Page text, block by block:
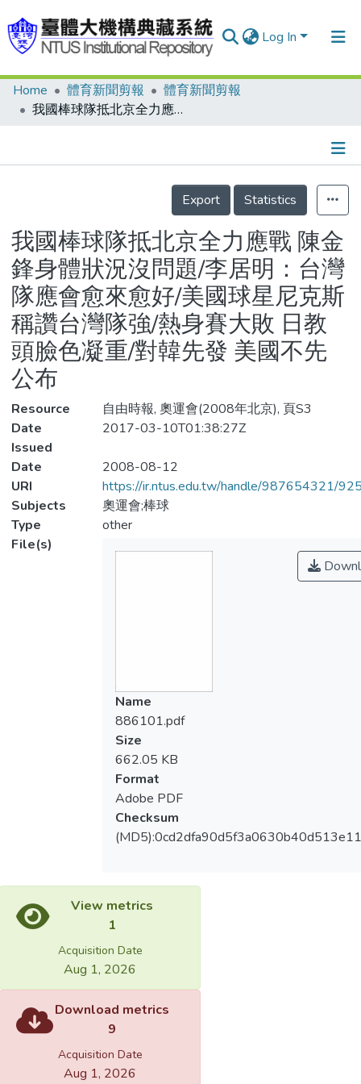
Log In
Communities & Collections
Statistics
Home 體育新聞剪報
體育新聞剪報
我國棒球隊抵北京全力應戰 陳金鋒身體狀況沒問題/李居明：台灣隊應會愈來愈好/美國球星尼克斯稱讚台灣隊強/熱身賽大敗 日教頭臉色凝重/對韓先發 美國不先公布
Details
Export
Statistics
我國棒球隊抵北京全力應戰 陳金
鋒身體狀況沒問題/李居明：台灣
隊應會愈來愈好/美國球星尼克斯
稱讚台灣隊強/熱身賽大敗 日教
頭臉色凝重/對韓先發 美國不先
公布
Resource
自由時報, 奧運會(2008年北京), 頁S3
Date
Issued
2017-03-10T01:38:27Z
Date
2008-08-12
URI
https://ir.ntus.edu.tw/handle/987654321/
Subjects
奧運會;棒球
Type
other
File(s)
Name
886101.pdf
Size
662.05 KB
Format
Adobe PDF
Checksum
View metrics
1
Acquisition Date
Aug 1, 2026
Download metrics
9
Acquisition Date
Aug 1, 2026